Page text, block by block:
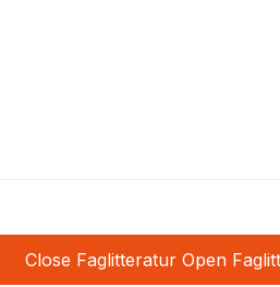
Close Faglitteratur Open